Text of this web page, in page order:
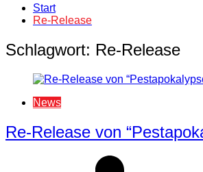
Start
Re-Release
Schlagwort: Re-Release
News
Re-Release von